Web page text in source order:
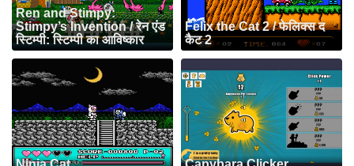
Ren and Stimpy:
Stimpy’s Invention / रेन एंड
स्टिम्पी: स्टिम्पी का आविष्कार
Felix the Cat 2 / फेलिक्स द
कैट 2